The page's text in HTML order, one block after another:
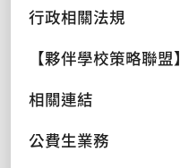
行政相關法規
【夥伴學校策略聯盟】
相關連結
公費生業務